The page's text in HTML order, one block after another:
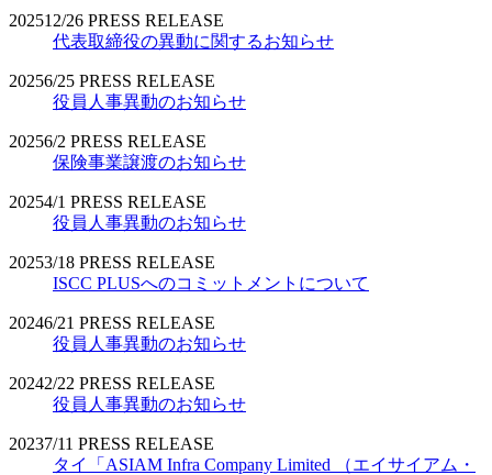
202512/26 PRESS RELEASE
代表取締役の異動に関するお知らせ
20256/25 PRESS RELEASE
役員人事異動のお知らせ
20256/2 PRESS RELEASE
保険事業譲渡のお知らせ
20254/1 PRESS RELEASE
役員人事異動のお知らせ
20253/18 PRESS RELEASE
ISCC PLUSへのコミットメントについて
20246/21 PRESS RELEASE
役員人事異動のお知らせ
20242/22 PRESS RELEASE
役員人事異動のお知らせ
20237/11 PRESS RELEASE
タイ「ASIAM Infra Company Limited （エイサイアム・